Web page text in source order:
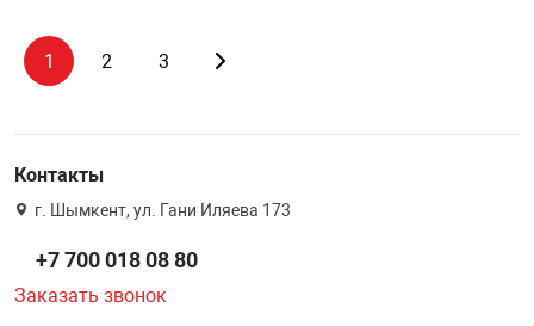
1 2 3
Контакты
г. Шымкент, ул. Гани Иляева 173
+7 700 018 08 80
Заказать звонок